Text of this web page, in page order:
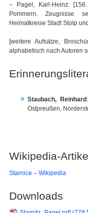
– Pagel, Karl-Heinz:
Pommern. Zeugnisse
Heimatkreise Stadt Stolp
[weitere Aufsätze,
alphabetisch nach Autoren
Staubach, Reinhard
Ostpreußen,
Wikipedia-
Starnice – Wikipedia
Downloads